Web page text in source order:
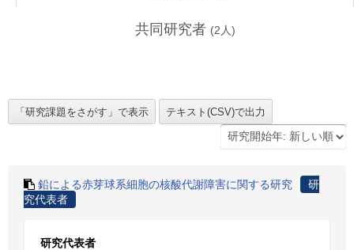
共同研究者 (2 人)
鉛による赤芽球系細胞の核酸代謝障害に関する研究
研
究代表者
研究代表者